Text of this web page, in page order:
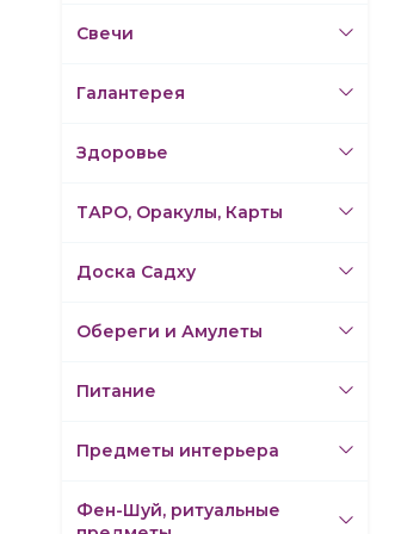
Свечи
Галантерея
Здоровье
ТАРО, Оракулы, Карты
Доска Садху
Обереги и Амулеты
Питание
Предметы интерьера
Фен-Шуй, ритуальные